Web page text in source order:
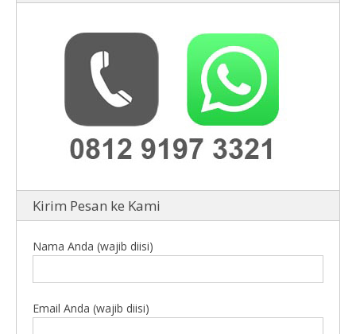
Kirim Pesan ke Kami
Nama Anda (wajib diisi)
Email Anda (wajib diisi)